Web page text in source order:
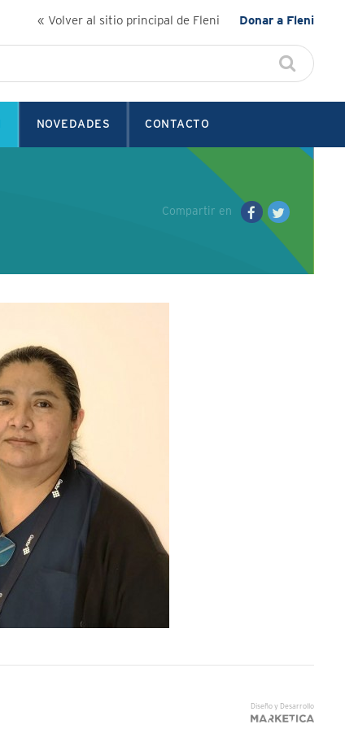
« Volver al sitio principal de Fleni Donar a Fleni
NOVEDADES CONTACTO
Compartir en
Diseño y Desarrollo